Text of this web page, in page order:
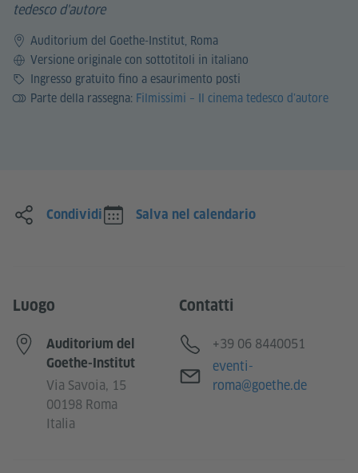
tedesco d'autore
Auditorium del Goethe-Institut, Roma
LinguaVersione originale con sottotitoli in italiano
PrezzoIngresso gratuito fino a esaurimento posti
Parte della rassegna: Filmissimi – Il cinema tedesco d’autore
Condividi Salva nel calendario
Luogo
Auditorium del
Goethe-Institut
Via Savoia, 15
00198 Roma
Italia
Contatti
Telefono
+39 06 8440051
Email
eventi-
roma@goethe.de